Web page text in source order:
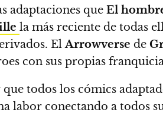
adaptaciones que El
la más reciente de todas
ElArrowverse de
con sus propias
todos los cómics
labor conectando a todos